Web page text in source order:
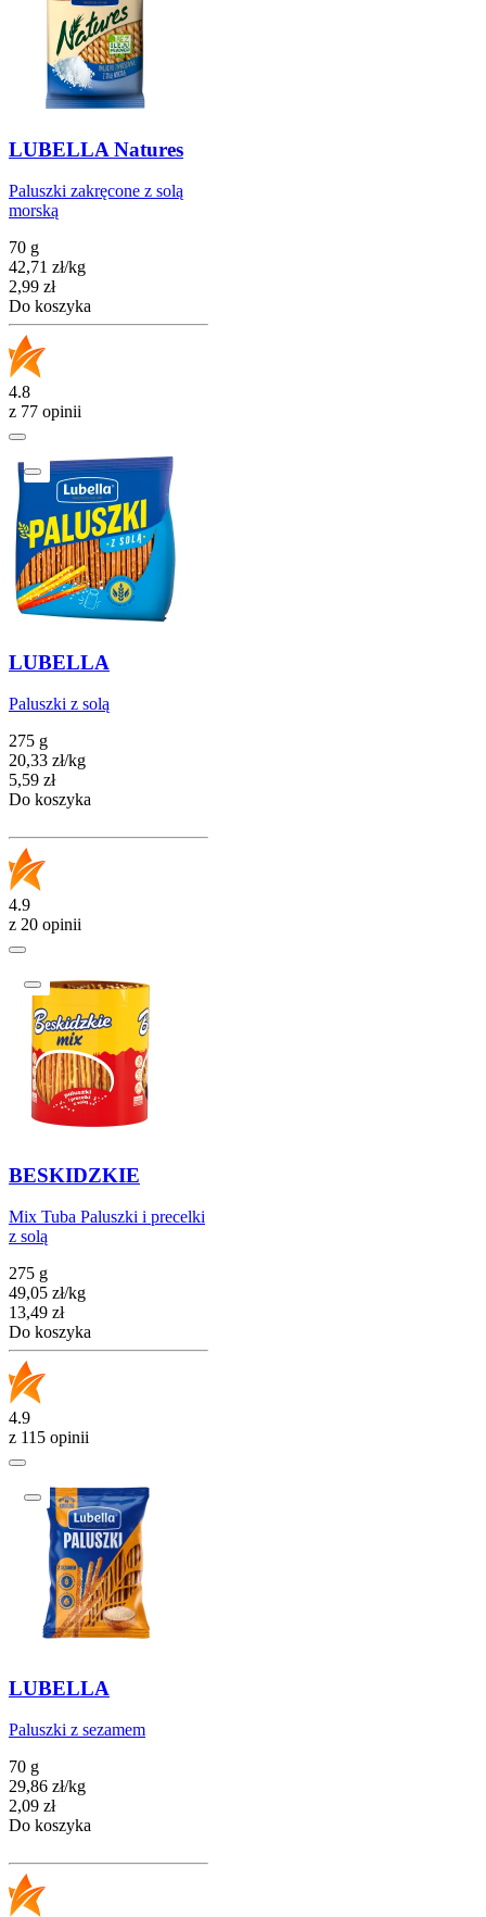
LUBELLA Natures
Paluszki zakręcone z solą
morską
70 g
42,71 zł/kg
Cena
2,99 zł
Do koszyka
4.8
z 77 opinii
LUBELLA
Paluszki z solą
275 g
20,33 zł/kg
Cena
5,59 zł
Do koszyka
4.9
z 20 opinii
BESKIDZKIE
Mix Tuba Paluszki i precelki
z solą
275 g
49,05 zł/kg
Cena
13,49 zł
Do koszyka
4.9
z 115 opinii
LUBELLA
Paluszki z sezamem
70 g
29,86 zł/kg
Cena
2,09 zł
Do koszyka